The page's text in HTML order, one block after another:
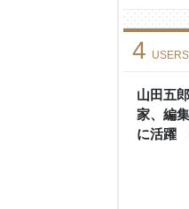
山田五
家、編
に活躍
4 USERS